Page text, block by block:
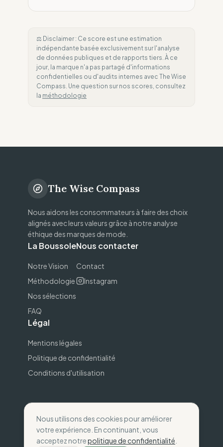
Nous utilisons des cookies pour améliorer
votre expérience. En continuant, vous
acceptez notrepolitique de confidentialité
⚖️ Disclaimer : Ce score est une estimation
indépendante basée exclusivement sur l'analyse
de données publiques et de rapports tiers. À ce
jour, la marque n'a pas partagé d'informations
confidentielles ou d'audits internes avec The Wise
Compass. Une question sur nos scores, consultez
la méthodologie
The Wise Compass
Nous aidons les consommateurs à faire des choix
alignés avec leurs valeurs grâce à notre analyse
éthique des marques de mode.
La Boussole
Notre Vision
Méthodologie
Nos sélections
FAQ
Nous contacter
Contact
Instagram
Légal
Mentions légales
Politique de confidentialité
Conditions d'utilisation
2026 The Wise Compass.Consommez selon
vos valeurs.